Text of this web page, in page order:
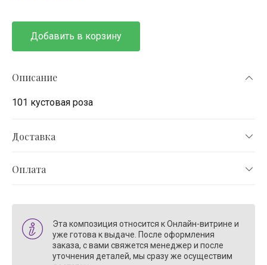
Добавить в корзину
Описание
101 кустовая роза
Доставка
Оплата
Эта композиция относится к Онлайн-витрине и
уже готова к выдаче. После оформления
заказа, с вами свяжется менеджер и после
уточнения деталей, мы сразу же осуществим